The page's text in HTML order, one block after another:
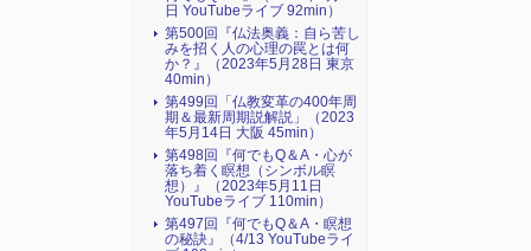
日 YouTubeライブ 92min）
第500回『仏法奥義：自ら苦し
みを招く人の心理の罠とは何
か？』（2023年5月28日 東京
40min）
第499回「仏教変革の400年周
期＆最新周期説解説」（2023
年5月14日 大阪 45min）
第498回『何でもQ＆A・心が
落ち着く瞑想（シンボル瞑
想）』（2023年5月11日
YouTubeライブ 110min）
第497回『何でもQ＆A・瞑想
の秘訣』（4/13 YouTubeライ